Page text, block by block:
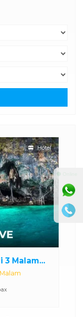
3 Malam...
Hotel